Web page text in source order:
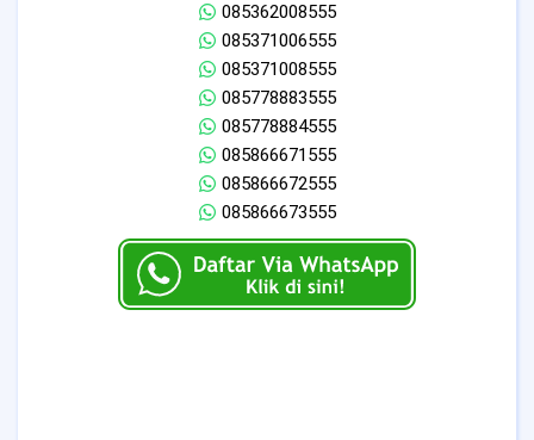
085362008555
085371006555
085371008555
085778883555
085778884555
085866671555
085866672555
085866673555